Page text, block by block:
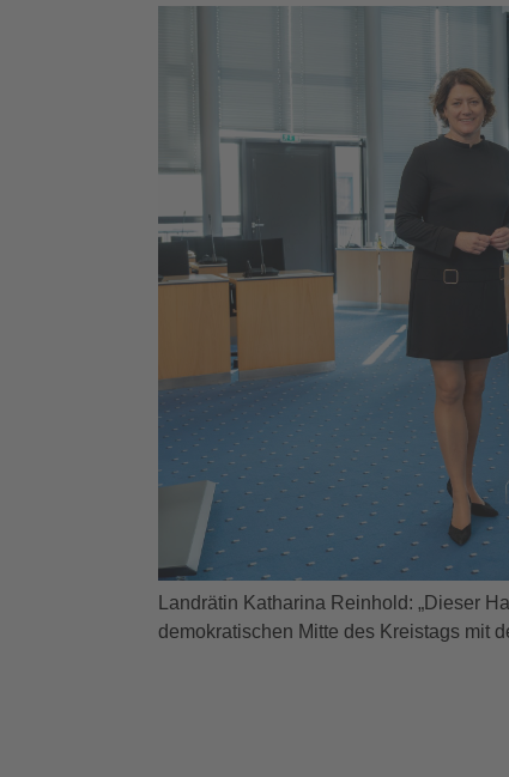
Landrätin Katharina Reinhold: „Dieser
demokratischen Mitte des Kreistags mit